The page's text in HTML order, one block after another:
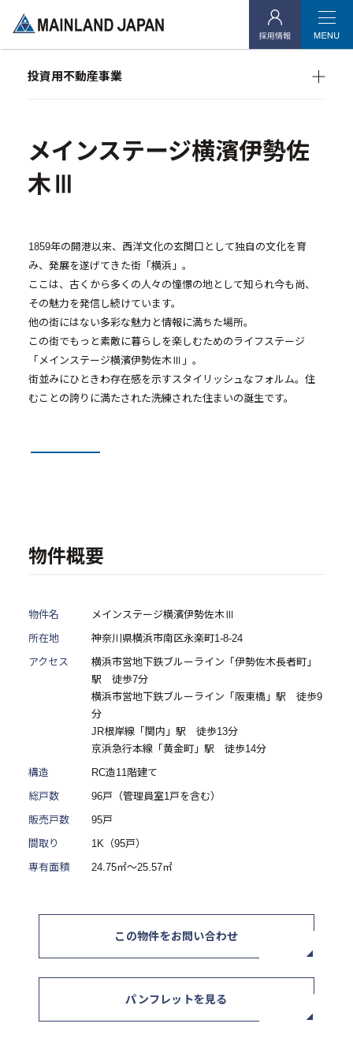
- 企業理念
- 社会貢献活動
投資用不動産事業
- メインランドグループの強み
- オーナーズデータ
- メインステージシリーズ
- 物件一覧
中古物件買取再販事業
採用情報
- 新卒採用
ニュース / イベント
お問い合わせ・資料請求
セミナー・イベント申込み
お客様相談室
0120-634-319
受付時間：10:00〜19:00
投資用不動産事業
メインステージシリーズ
メインステージ横濱伊勢佐
木Ⅲ
1859年の開港以来、西洋文化の玄関口として独自の文化を育
み、発展を遂げてきた街「横浜」。
ここは、古くから多くの人々の憧憬の地として知られ今も尚、
その魅力を発信し続けています。
他の街にはない多彩な魅力と情報に満ちた場所。
この街でもっと素敵に暮らしを楽しむためのライフステージ
「メインステージ横濱伊勢佐木Ⅲ」。
街並みにひときわ存在感を示すスタイリッシュなフォルム。住
むことの誇りに満たされた洗練された住まいの誕生です。
物件概要
物件名
メインステージ横濱伊勢佐木Ⅲ
所在地
神奈川県横浜市南区永楽町1-8-24
アクセス
横浜市営地下鉄ブルーライン「伊勢佐木長者町」
駅 徒歩7分
横浜市営地下鉄ブルーライン「阪東橋」駅 徒歩9
分
JR根岸線「関内」駅 徒歩13分
京浜急行本線「黄金町」駅 徒歩14分
構造
RC造11階建て
総戸数
96戸（管理員室1戸を含む）
販売戸数
95戸
間取り
1K（95戸）
専有面積
24.75㎡～25.57㎡
この物件をお問い合わせ
パンフレットを見る